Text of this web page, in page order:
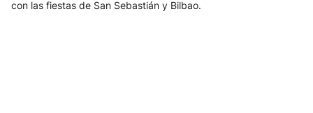
con las fiestas de San Sebastián y Bilbao.